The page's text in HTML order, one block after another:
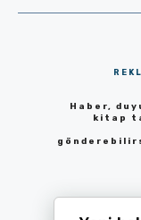
Haber,
kitap